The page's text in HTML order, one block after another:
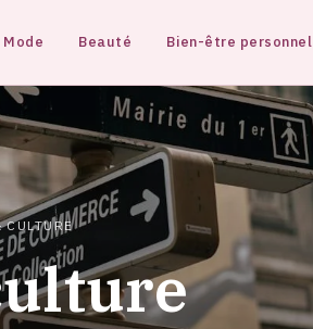
Mode Beauté Bien-être personnel